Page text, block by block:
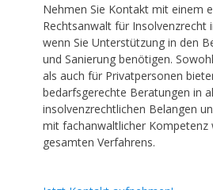
Nehmen Sie Kontakt mit einem
Rechtsanwalt für Insolvenzrecht
wenn Sie Unterstützung in den
und Sanierung benötigen.
als auch für Privatpersonen
bedarfsgerechte Beratungen in
insolvenzrechtlichen Belangen
mit fachanwaltlicher Kompetenz
gesamten Verfahrens.